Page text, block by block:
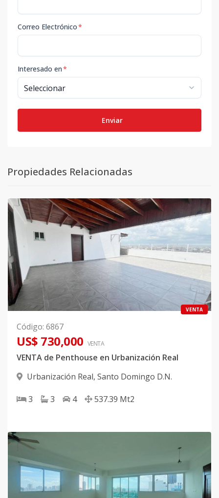
Correo Electrónico*
Interesado en*
Enviar
Propiedades Relacionadas
VENTA
Código: 6867
US$ 730,000 VENTA
VENTA de Penthouse en Urbanización Real
Urbanización Real, Santo Domingo D.N.
3 3 4 537.39 Mt2